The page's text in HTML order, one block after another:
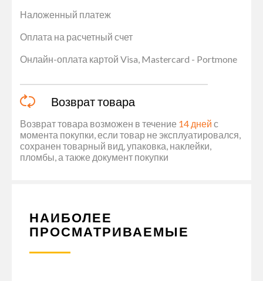
Наложенный платеж
Оплата на расчетный счет
Онлайн-оплата картой Visa, Mastercard - Portmone
Возврат товара
Возврат товара возможен в течение 14 дней с
момента покупки, если товар не эксплуатировался,
сохранен товарный вид, упаковка, наклейки,
пломбы, а также документ покупки
НАИБОЛЕЕ
ПРОСМАТРИВАЕМЫЕ